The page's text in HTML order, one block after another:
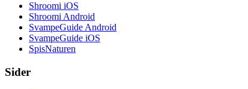
Shroomi iOS
Shroomi Android
SvampeGuide Android
SvampeGuide iOS
SpisNaturen
Sider